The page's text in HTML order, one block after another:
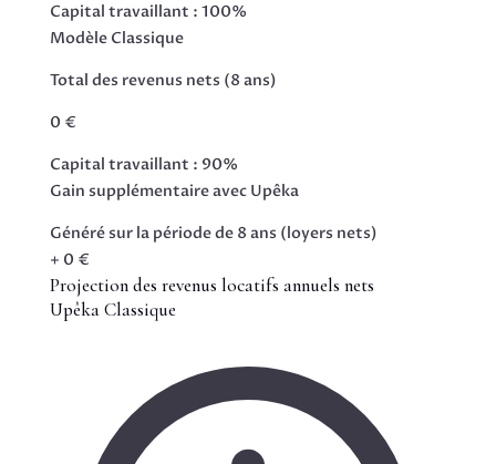
Capital travaillant : 100%
Modèle Classique
Total des revenus nets (8 ans)
0 €
Capital travaillant : 90%
Gain supplémentaire avec Upêka
Généré sur la période de 8 ans (loyers nets)
+ 0 €
Projection des revenus locatifs annuels nets
Upêka Classique